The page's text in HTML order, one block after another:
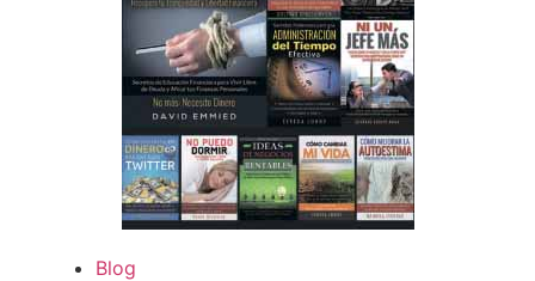
Blog